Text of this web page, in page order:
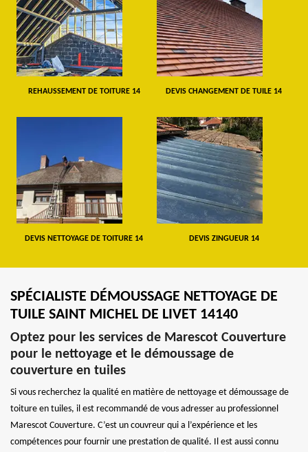
REHAUSSEMENT DE TOITURE 14 DEVIS CHANGEMENT DE TUILE 14
DEVIS NETTOYAGE DE TOITURE 14 DEVIS ZINGUEUR 14
SPÉCIALISTE DÉMOUSSAGE NETTOYAGE DE
TUILE SAINT MICHEL DE LIVET 14140
Optez pour les services de Marescot Couverture
pour le nettoyage et le démoussage de
couverture en tuiles
Si vous recherchez la qualité en matière de nettoyage et démoussage de
toiture en tuiles, il est recommandé de vous adresser au professionnel
Marescot Couverture. C’est un couvreur qui a l’expérience et les
compétences pour fournir une prestation de qualité. Il est aussi connu